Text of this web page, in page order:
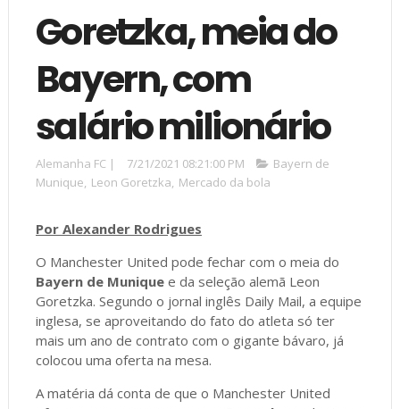
Goretzka, meia do
Bayern, com
salário milionário
Alemanha FC | 7/21/2021 08:21:00 PM
Bayern de
Munique, Leon Goretzka, Mercado da bola
Por Alexander Rodrigues
O Manchester United pode fechar com o meia do
Bayern de Muniquee da seleção alemã Leon
Goretzka. Segundo o jornal inglês Daily Mail, a equipe
inglesa, se aproveitando do fato do atleta só ter
mais um ano de contrato com o gigante bávaro, já
colocou uma oferta na mesa.
A matéria dá conta de que o Manchester United